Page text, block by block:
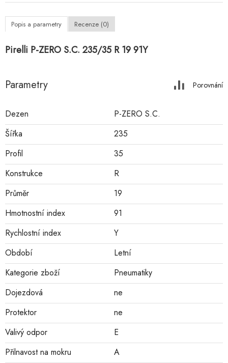
Popis a parametry Recenze (0)
Pirelli P-ZERO S.C. 235/35 R 19 91Y
Parametry Porovnání
Dezen
P-ZERO S.C.
Šířka
235
Profil
35
Konstrukce
R
Průměr
19
Hmotnostní index
91
Rychlostní index
Y
Období
Letní
Kategorie zboží
Pneumatiky
Dojezdová
ne
Protektor
ne
Valivý odpor
E
Přilnavost na mokru
A